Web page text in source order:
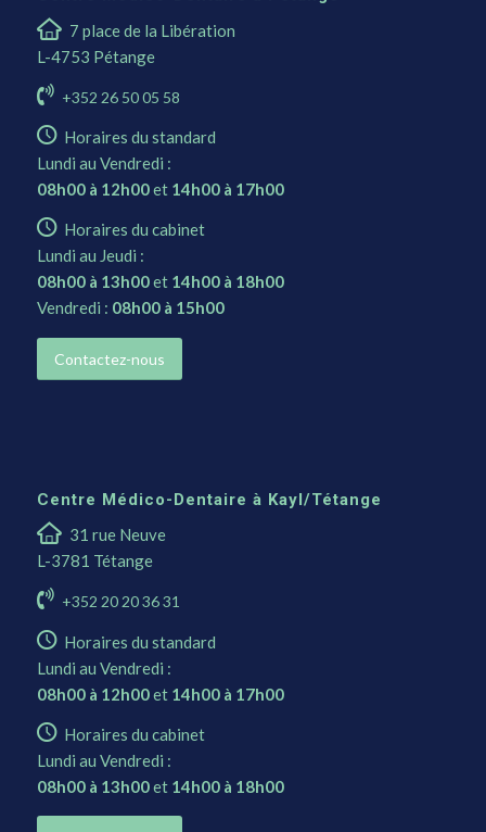
7 place de la Libération
L-4753 Pétange
+352 26 50 05 58
Horaires du standard
Lundi au Vendredi :
08h00 à 12h00et 14h00 à 17h00
Horaires du cabinet
Lundi au Jeudi :
08h00 à 13h00et 14h00 à 18h00
Vendredi : 08h00 à 15h00
Contactez-nous
Centre Médico-Dentaire à Kayl/Tétange
31 rue Neuve
L-3781 Tétange
+352 20 20 36 31
Horaires du standard
Lundi au Vendredi :
08h00 à 12h00et 14h00 à 17h00
Horaires du cabinet
Lundi au Vendredi :
08h00 à 13h00et 14h00 à 18h00